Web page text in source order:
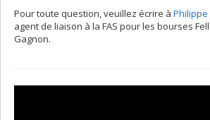
Pour toute question, veuillez écrire à Philippe
agent de liaison à la FAS pour les bourses
Gagnon.